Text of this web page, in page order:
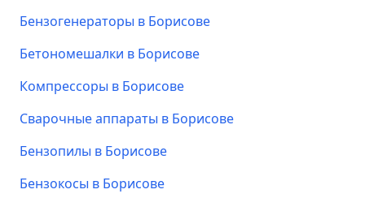
Бензогенераторы в Борисове
Бетономешалки в Борисове
Компрессоры в Борисове
Сварочные аппараты в Борисове
Бензопилы в Борисове
Бензокосы в Борисове